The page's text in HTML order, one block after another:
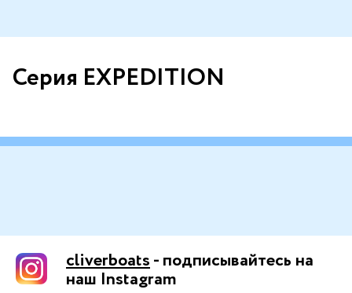
Серия EXPEDITION
cliverboats- подписывайтесь на
наш Instagram